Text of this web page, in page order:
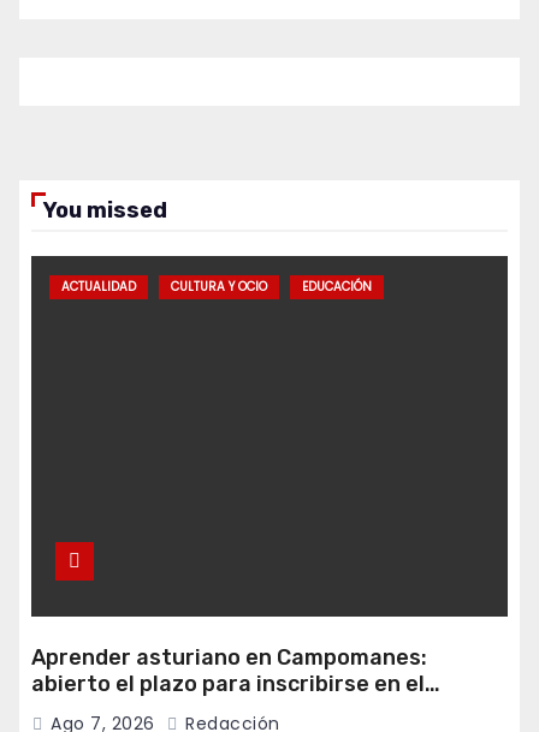
You missed
ACTUALIDAD CULTURA Y OCIO EDUCACIÓN
Aprender asturiano en Campomanes:
abierto el plazo para inscribirse en el
programa Falamos
Ago 7, 2026 Redacción